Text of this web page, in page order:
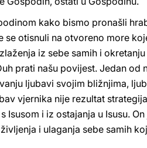
kako bismo pronašli
se otisnuli na otvoreno more
iz sebe samih i
prati našu povijest. Jedan
ljubavi svojim bližnjima,
vjernika nije rezultat
Isusom i iz ostajanja u Isusu.
i ulaganja sebe samih